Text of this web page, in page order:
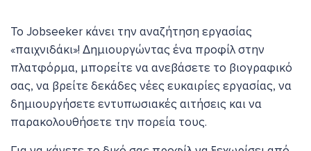
Το Jobseeker κάνει την αναζήτηση εργασίας
«παιχνιδάκι»! Δημιουργώντας ένα προφίλ στην
πλατφόρμα, μπορείτε να ανεβάσετε το βιογραφικό
σας, να βρείτε δεκάδες νέες ευκαιρίες εργασίας, να
δημιουργήσετε εντυπωσιακές αιτήσεις και να
παρακολουθήσετε την πορεία τους.